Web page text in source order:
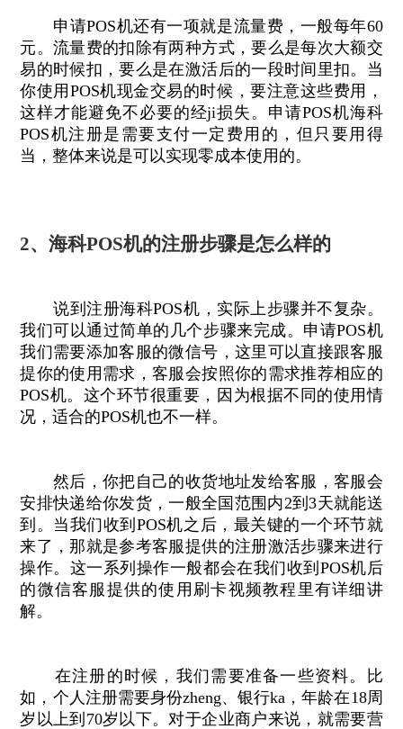
申请POS机还有一项就是流量费，一般每年60
元。流量费的扣除有两种方式，要么是每次大额交
易的时候扣，要么是在激活后的一段时间里扣。当
你使用POS机现金交易的时候，要注意这些费用，
这样才能避免不必要的经ji损失。申请POS机海科
POS机注册是需要支付一定费用的，但只要用得
当，整体来说是可以实现零成本使用的。
2、海科POS机的注册步骤是怎么样的
说到注册海科POS机，实际上步骤并不复杂。
我们可以通过简单的几个步骤来完成。申请POS机
我们需要添加客服的微信号，这里可以直接跟客服
提你的使用需求，客服会按照你的需求推荐相应的
POS机。这个环节很重要，因为根据不同的使用情
况，适合的POS机也不一样。
然后，你把自己的收货地址发给客服，客服会
安排快递给你发货，一般全国范围内2到3天就能送
到。当我们收到POS机之后，最关键的一个环节就
来了，那就是参考客服提供的注册激活步骤来进行
操作。这一系列操作一般都会在我们收到POS机后
的微信客服提供的使用刷卡视频教程里有详细讲
解。
在注册的时候，我们需要准备一些资料。比
如，个人注册需要身份zheng、银行ka，年龄在18周
岁以上到70岁以下。对于企业商户来说，就需要营